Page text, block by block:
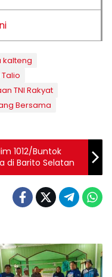
kalteng
TNI Rakyat
Bersama
1012/Buntok
di Barito Selatan